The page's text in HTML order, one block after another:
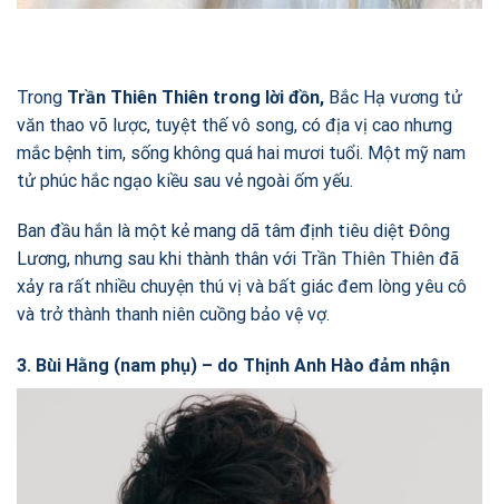
Trong Trần Thiên Thiên trong lời đồn, Bắc Hạ vương tử
văn thao võ lược, tuyệt thế vô song, có địa vị cao nhưng
mắc bệnh tim, sống không quá hai mươi tuổi. Một mỹ nam
tử phúc hắc ngạo kiều sau vẻ ngoài ốm yếu.
Ban đầu hắn là một kẻ mang dã tâm định tiêu diệt Đông
Lương, nhưng sau khi thành thân với Trần Thiên Thiên đã
xảy ra rất nhiều chuyện thú vị và bất giác đem lòng yêu cô
và trở thành thanh niên cuồng bảo vệ vợ.
3. Bùi Hằng (nam phụ) – do Thịnh Anh Hào đảm nhận